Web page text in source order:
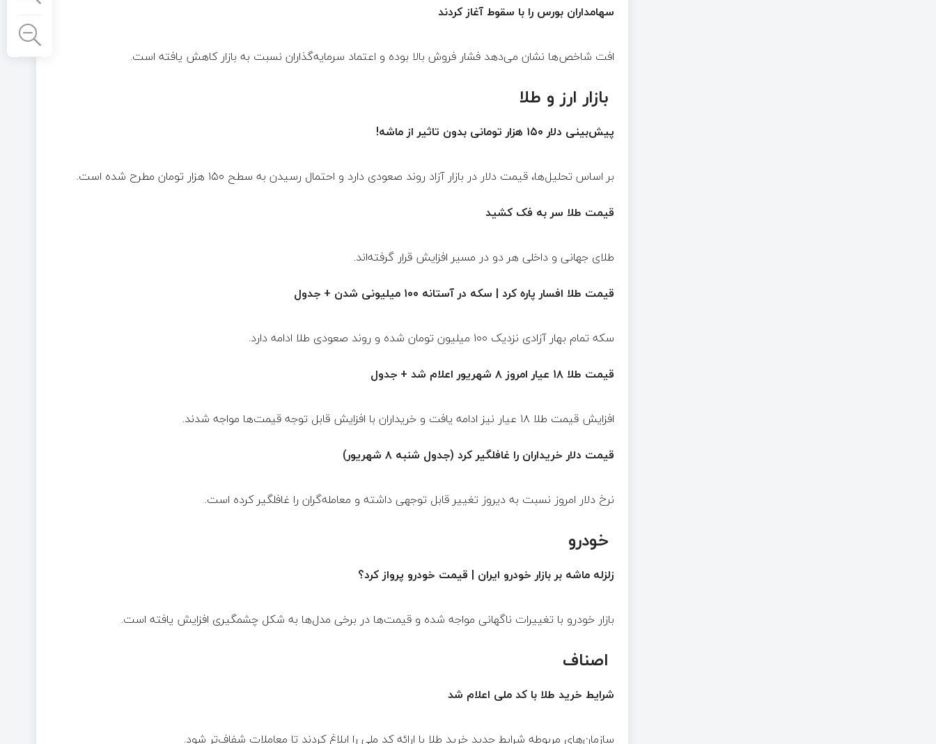
سهامداران بورس را با سقوط آغاز کردند
افت شاخص‌ها نشان می‌دهد فشار فروش بالا بوده و اعتماد سرمایه‌گذاران نسبت به بازار کاهش یافته است.
بازار ارز و طلا
پیش‌بینی دلار ۱۵۰ هزار تومانی بدون تاثیر از ماشه!
بر اساس تحلیل‌ها، قیمت دلار در بازار آزاد روند صعودی دارد و احتمال رسیدن به سطح ۱۵۰ هزار تومان مطرح شده است.
قیمت طلا سر به فک کشید
طلای جهانی و داخلی هر دو در مسیر افزایش قرار گرفته‌اند.
قیمت طلا افسار پاره کرد | سکه در آستانه ۱۰۰ میلیونی شدن + جدول
سکه تمام بهار آزادی نزدیک ۱۰۰ میلیون تومان شده و روند صعودی طلا ادامه دارد.
قیمت طلا ۱۸ عیار امروز ۸ شهریور اعلام شد + جدول
افزایش قیمت طلا ۱۸ عیار نیز ادامه یافت و خریداران با افزایش قابل توجه قیمت‌ها مواجه شدند.
قیمت دلار خریداران را غافلگیر کرد (جدول شنبه ۸ شهریور)
نرخ دلار امروز نسبت به دیروز تغییر قابل توجهی داشته و معامله‌گران را غافلگیر کرده است.
خودرو
زلزله ماشه بر بازار خودرو ایران | قیمت خودرو پرواز کرد؟
بازار خودرو با تغییرات ناگهانی مواجه شده و قیمت‌ها در برخی مدل‌ها به شکل چشمگیری افزایش یافته است.
اصناف
شرایط خرید طلا با کد ملی اعلام شد
سازمان‌های مربوطه شرایط جدید خرید طلا با ارائه کد ملی را ابلاغ کردند تا معاملات شفاف‌تر شود.